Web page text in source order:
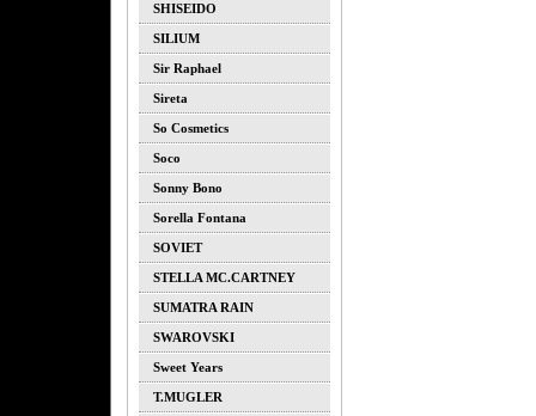
SHISEIDO
SILIUM
Sir Raphael
Sireta
So Cosmetics
Soco
Sonny Bono
Sorella Fontana
SOVIET
STELLA MC.CARTNEY
SUMATRA RAIN
SWAROVSKI
Sweet Years
T.MUGLER